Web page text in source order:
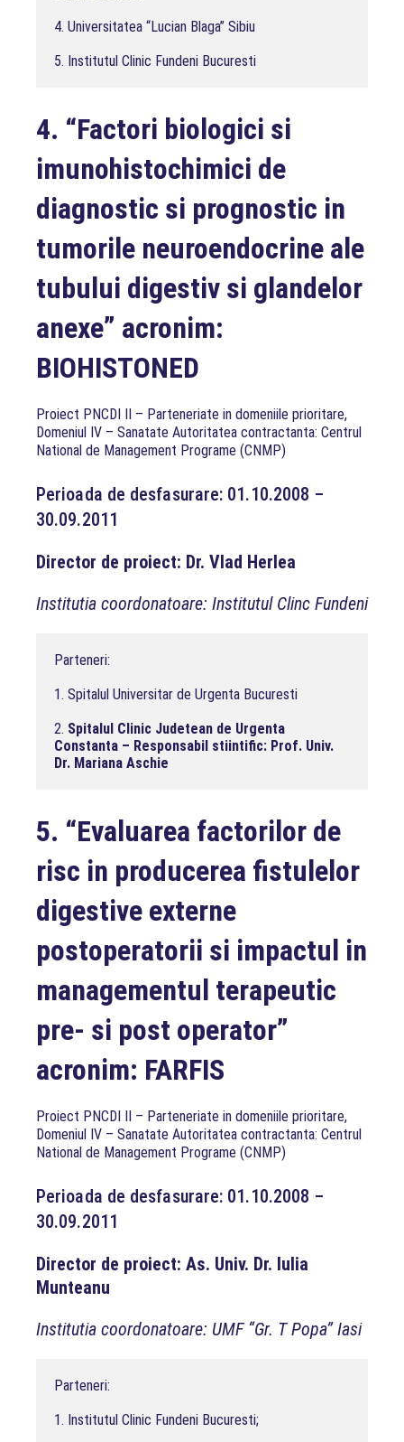
4. Universitatea “Lucian Blaga” Sibiu
5. Institutul Clinic Fundeni Bucuresti
4. “Factori biologici si
imunohistochimici de
diagnostic si prognostic in
tumorile neuroendocrine ale
tubului digestiv si glandelor
anexe” acronim:
BIOHISTONED
Proiect PNCDI II – Parteneriate in domeniile prioritare,
Domeniul IV – Sanatate Autoritatea contractanta: Centrul
National de Management Programe (CNMP)
Perioada de desfasurare: 01.10.2008 –
30.09.2011
Director de proiect: Dr. Vlad Herlea
Institutia coordonatoare: Institutul Clinc Fundeni
Parteneri:
1. Spitalul Universitar de Urgenta Bucuresti
2. Spitalul Clinic Judetean de Urgenta
Constanta – Responsabil stiintific: Prof. Univ.
Dr. Mariana Aschie
5. “Evaluarea factorilor de
risc in producerea fistulelor
digestive externe
postoperatorii si impactul in
managementul terapeutic
pre- si post operator”
acronim: FARFIS
Proiect PNCDI II – Parteneriate in domeniile prioritare,
Domeniul IV – Sanatate Autoritatea contractanta: Centrul
National de Management Programe (CNMP)
Perioada de desfasurare: 01.10.2008 –
30.09.2011
Director de proiect: As. Univ. Dr. Iulia
Munteanu
Institutia coordonatoare: UMF “Gr. T Popa” Iasi
Parteneri:
1. Institutul Clinic Fundeni Bucuresti;